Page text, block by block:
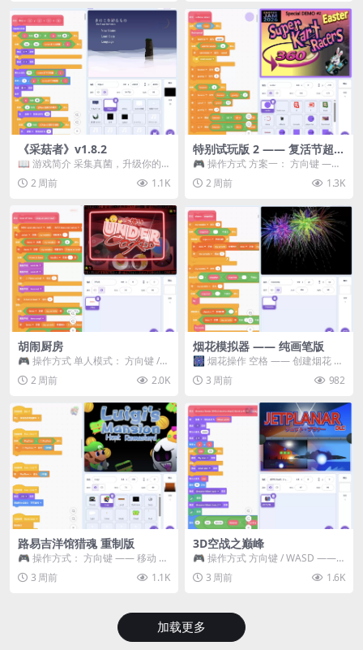
《采菇者》v1.8.2
📖 游戏简介 采集真菌，升级你的
机体，并前往未知领域探索。 这是
一款静谧的探索冒...
2 周前 1.1K
特别试玩版 2 —— 复活节超级
卡丁车赛
🎮 操作方式 方案一： 方向键 ——
移动 Z —— 跳跃 / 漂移 方案二： ...
2 周前 1.3K
胡闹厨房
🎮 操作方式 单人模式： 方向键 /
WASD —— 移动 Z / K —— 抓...
2 周前 2.0K
烟花模拟器 —— 纯画笔版
🎆 烟花操作 空格 —— 创建烟花 1
~ 3 —— 切换烟花类型 普通烟花
嘶...3 周前 982
路易吉洋馆猎魂 重制版
🎮 操作方式： 方向键 —— 移动 &
跳跃 空格 —— 打开宝箱 将你...
3 周前 1.1K
3D空战之巅峰
🎮 操作方式 方向键 / WASD ——
移动 Z / K —— 射击 / 攻击...
3 周前 1.6K
加载更多